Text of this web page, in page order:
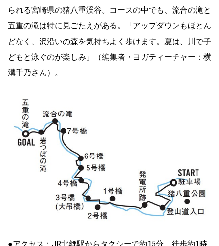
られる宮崎県の猪八重渓谷。コースの中でも、流合の滝と
五重の滝は特に見ごたえがある。「アップダウンもほとん
どなく、沢沿いの森を気持ちよく歩けます。夏は、川で子
どもと泳ぐのが楽しみ」（編集者・ヨガティーチャー：横
溝千乃さん）。
●アクセス：JR北郷駅からタクシーで約15分。徒歩約1時